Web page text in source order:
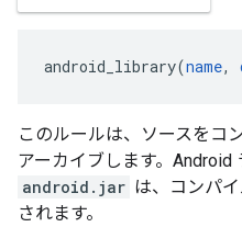
android_library(name,
このルールは、ソースをコ
アーカイブします。Android
android.jar は、コンパ
されます。